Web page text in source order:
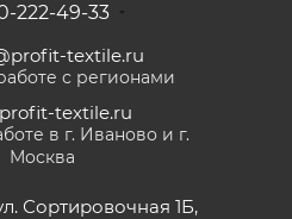
222-49-33
textile.ru
с регионами
textile.ru
в г. Иваново и г.
Москва
Сортировочная 1Б,